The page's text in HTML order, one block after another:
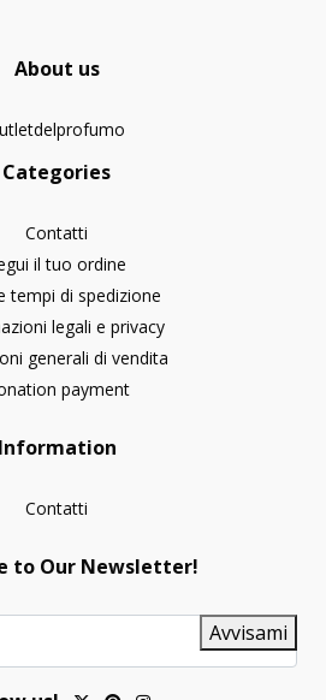
About us
Categories
Contatti
il tuo ordine
tempi di spedizione
legali e privacy
generali di vendita
payment
Information
Contatti
to Our Newsletter!
Avvisami